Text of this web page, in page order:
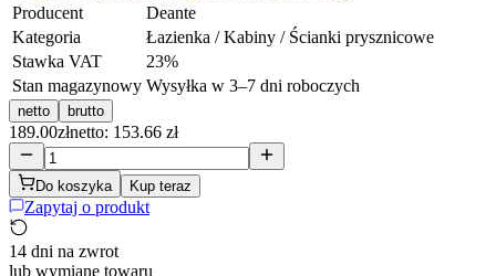
Producent
Deante
Kategoria
Łazienka / Kabiny / Ścianki prysznicowe
Stawka VAT
23%
Stan magazynowy Wysyłka w 3–7 dni roboczych
netto brutto
189.00złnetto: 153.66 zł
Do koszyka Kup teraz
Zapytaj o produkt
14 dni na zwrot
lub wymianę towaru